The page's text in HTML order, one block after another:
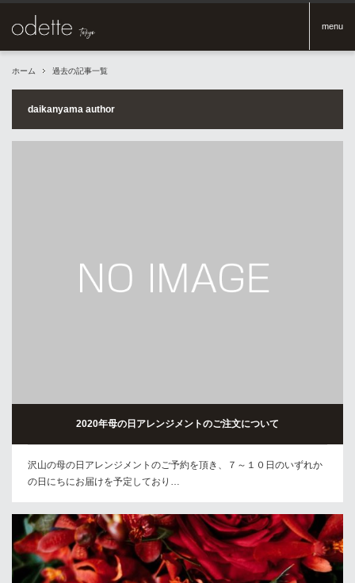
menu
ホーム 過去の記事一覧
daikanyama author
2020年母の日アレンジメントのご注文について
沢山の母の日アレンジメントのご予約を頂き、７～１０日のいずれか
の日にちにお届けを予定しており…